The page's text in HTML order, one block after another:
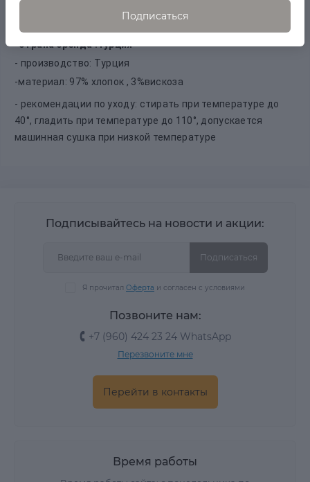
Многоцветная кофта MO в наличии на zastilem.ru
-страна бренда :Турция
- производство: Турция
-материал: 97% хлопок , 3%вискоза
- рекомендации по уходу: стирать при температуре до
40°, гладить при температуре до 110°, допускается
машинная сушка при низкой температуре
Подписывайтесь на новости и акции:
Подписаться
Я прочитал Оферта и согласен с условиями
Позвоните нам:
+7 (960) 424 23 24 WhatsApp
Перезвоните мне
Перейти в контакты
Время работы
Подписаться